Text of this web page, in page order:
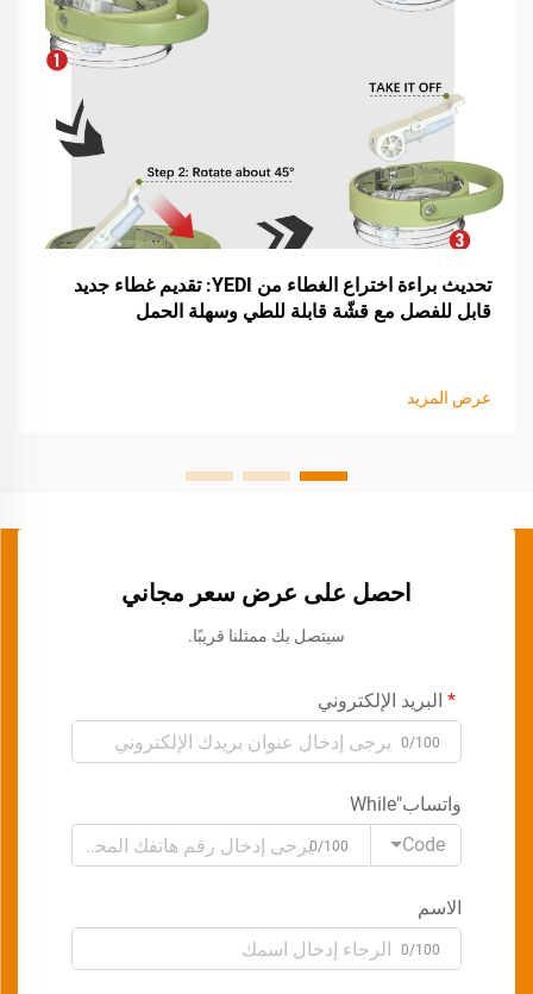
تحديث براءة اختراع الغطاء من YEDI: تقديم غطاء جديد
قابل للفصل مع قشّة قابلة للطي وسهلة الحمل
عرض المزيد
احصل على عرض سعر مجاني
سيتصل بك ممثلنا قريبًا.
البريد الإلكتروني
0/100
واتساب"While
Code
0/100
الاسم
0/100